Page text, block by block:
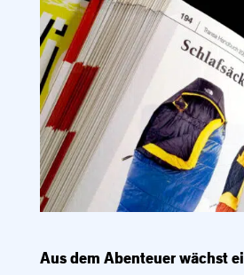
Aus dem Abenteuer wächst